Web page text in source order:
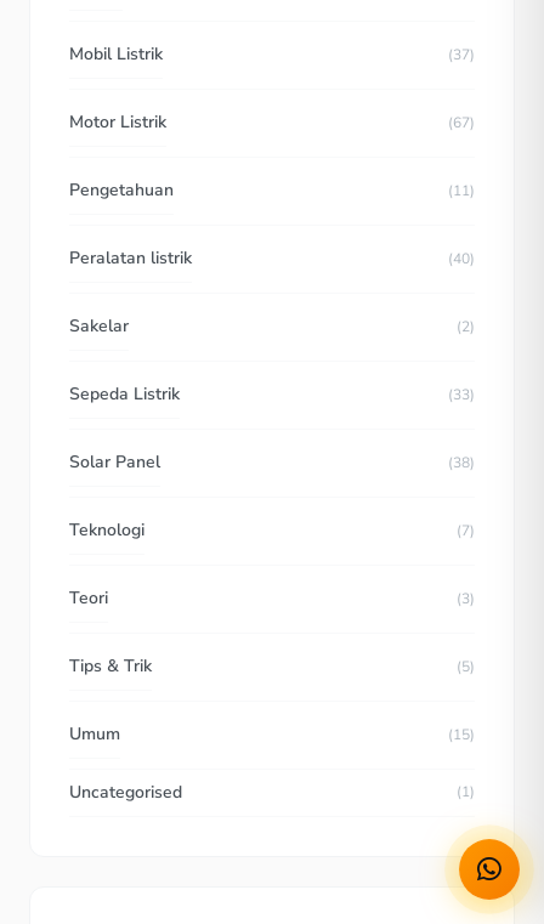
Mobil Listrik (37)
Motor Listrik (67)
Pengetahuan (11)
Peralatan listrik (40)
Sakelar (2)
Sepeda Listrik (33)
Solar Panel (38)
Teknologi (7)
Teori (3)
Tips & Trik (5)
Umum (15)
Uncategorised (1)